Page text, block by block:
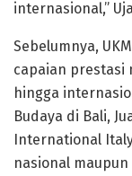
internasional,”
Sebelumnya,
capaian prestasi
hingga
Budaya di Bali,
International
nasional